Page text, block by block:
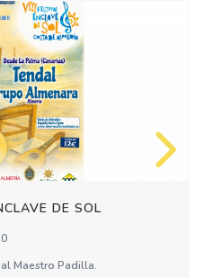
DE SOL
Maestro Padilla.